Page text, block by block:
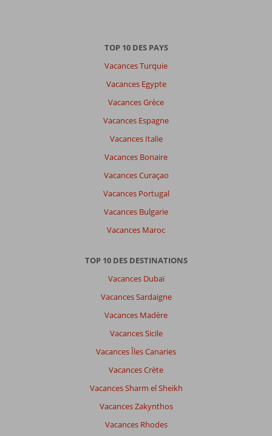
TOP 10 DES PAYS
Vacances Turquie
Vacances Egypte
Vacances Grèce
Vacances Espagne
Vacances Italie
Vacances Bonaire
Vacances Curaçao
Vacances Portugal
Vacances Bulgarie
Vacances Maroc
TOP 10 DES DESTINATIONS
Vacances Dubaï
Vacances Sardaigne
Vacances Madère
Vacances Sicile
Vacances Îles Canaries
Vacances Crète
Vacances Sharm el Sheikh
Vacances Zakynthos
Vacances Rhodes